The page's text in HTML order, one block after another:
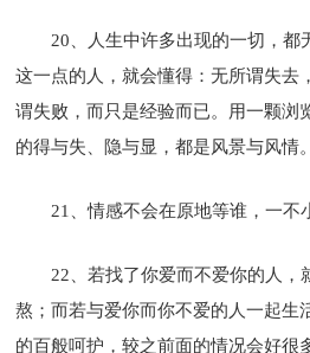
20、人生中许多出现的一切，都
这一点的人，就会懂得：无所谓失去
谓失败，而只是经验而已。用一颗浏
的得与失、隐与显，都是风景与风情。
21、情感不会在原地等谁，一不
22、若找了你爱而不爱你的人，
熬；而若与爱你而你不爱的人一起生
的百般呵护，较之前面的情况会好很